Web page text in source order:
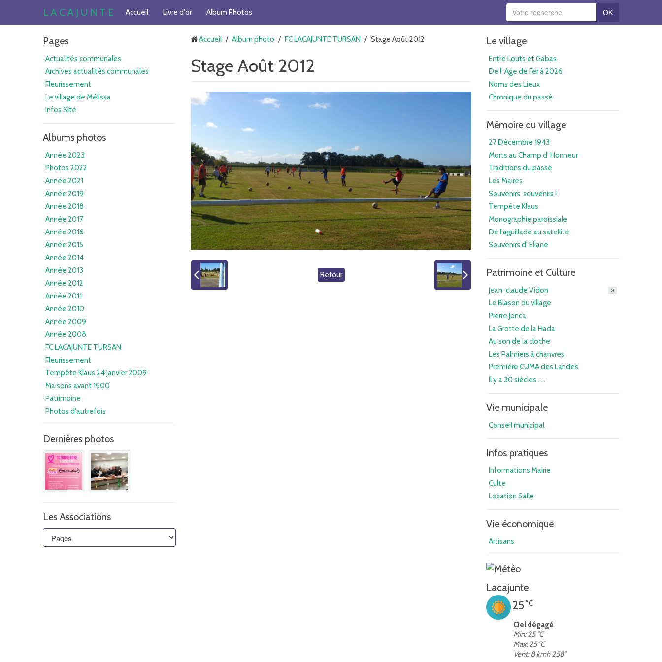
L A C A J U N T E Accueil Livre d'or Album Photos OK
Pages
Actualités communales
Archives actualités communales
Fleurissement
Le village de Mélissa
Infos Site
Albums photos
Année 2023
Photos 2022
Année 2021
Année 2019
Année 2018
Année 2017
Année 2016
Année 2015
Année 2014
Année 2013
Année 2012
Année 2011
Année 2010
Année 2009
Année 2008
FC LACAJUNTE TURSAN
Fleurissement
Tempête Klaus 24 Janvier 2009
Maisons avant 1900
Patrimoine
Photos d'autrefois
Dernières photos
Les Associations
Accueil / Album photo / FC LACAJUNTE TURSAN / Stage Août 2012
Stage Août 2012
Retour
Le village
Entre Louts et Gabas
De l' Age de Fer à 2026
Noms des Lieux
Chronique du passé
Mémoire du village
27 Décembre 1943
Morts au Champ d' Honneur
Traditions du passé
Les Maires
Souvenirs, souvenirs !
Tempête Klaus
Monographie paroissiale
De l'aguillade au satellite
Souvenirs d' Eliane
Patrimoine et Culture
Jean-claude Vidon 0
Le Blason du village
Pierre Jonca
La Grotte de la Hada
Au son de la cloche
Les Palmiers à chanvres
Première CUMA des Landes
Il y a 30 siècles .....
Vie municipale
Conseil municipal
Infos pratiques
Informations Mairie
Culte
Location Salle
Vie économique
Artisans
Lacajunte
25°C
Ciel dégagé
Min: 25 °C
Max: 25 °C
Vent: 8 kmh 258°